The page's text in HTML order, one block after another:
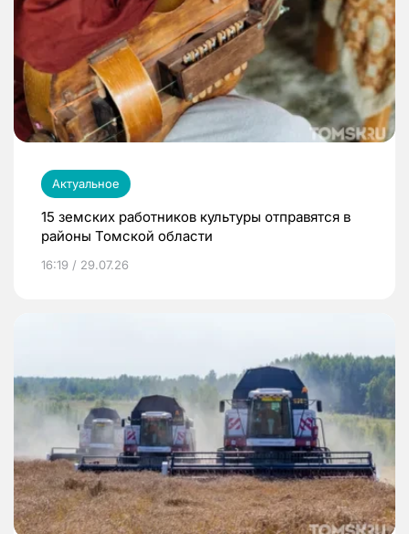
Актуальное
15 земских работников культуры отправятся в
районы Томской области
16:19 / 29.07.26